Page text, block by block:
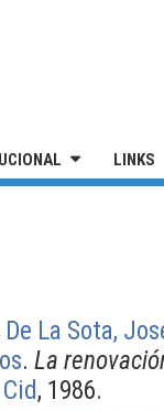
LINKS
De La Sota,
. La
, 1986.